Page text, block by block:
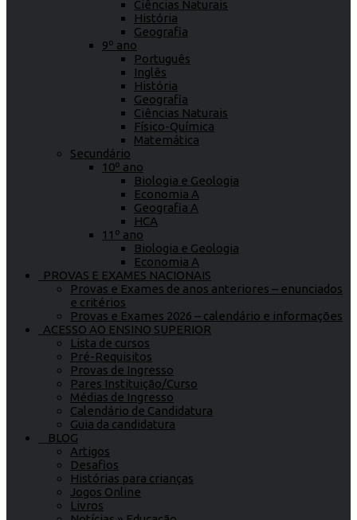
Ciências Naturais
História
Geografia
9º ano
Português
Inglês
História
Geografia
Ciências Naturais
Físico-Química
Matemática
Secundário
10º ano
Biologia e Geologia
Economia A
Geografia A
HCA
11º ano
Biologia e Geologia
Economia A
PROVAS E EXAMES NACIONAIS
Provas e Exames de anos anteriores – enunciados
e critérios
Provas e Exames 2026 – calendário e informações
ACESSO AO ENSINO SUPERIOR
Lista de cursos
Pré-Requisitos
Provas de Ingresso
Pares Instituição/Curso
Médias de Ingresso
Calendário de Candidatura
Guia da candidatura
BLOG
Artigos
Desafios
Histórias para crianças
Jogos Online
Livros